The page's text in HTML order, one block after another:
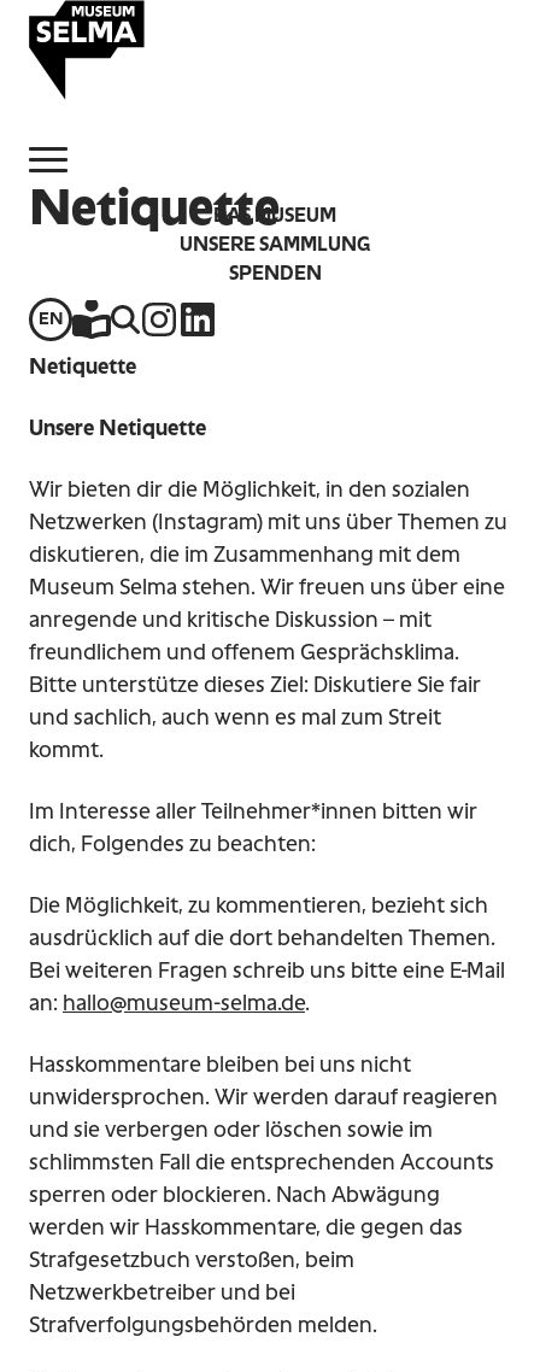
Zum Hauptinhalt der Seite springen
Zur Startseite navigieren
DAS MUSEUM
UNSERE SAMMLUNG
SPENDEN
EN
Leichte Sprache
Website-Suche
Instagram
LinkedIn
Netiquette
Netiquette
Unsere Netiquette
Wir bieten dir die Möglichkeit, in den sozialen
Netzwerken (Instagram) mit uns über Themen zu
diskutieren, die im Zusammenhang mit dem
Museum Selma stehen. Wir freuen uns über eine
anregende und kritische Diskussion – mit
freundlichem und offenem Gesprächsklima.
Bitte unterstütze dieses Ziel: Diskutiere Sie fair
und sachlich, auch wenn es mal zum Streit
kommt.
Im Interesse aller Teilnehmer*innen bitten wir
dich, Folgendes zu beachten:
Die Möglichkeit, zu kommentieren, bezieht sich
ausdrücklich auf die dort behandelten Themen.
Bei weiteren Fragen schreib uns bitte eine E-Mail
an: hallo@museum-selma.de.
Hasskommentare bleiben bei uns nicht
unwidersprochen. Wir werden darauf reagieren
und sie verbergen oder löschen sowie im
schlimmsten Fall die entsprechenden Accounts
sperren oder blockieren. Nach Abwägung
werden wir Hasskommentare, die gegen das
Strafgesetzbuch verstoßen, beim
Netzwerkbetreiber und bei
Strafverfolgungsbehörden melden.